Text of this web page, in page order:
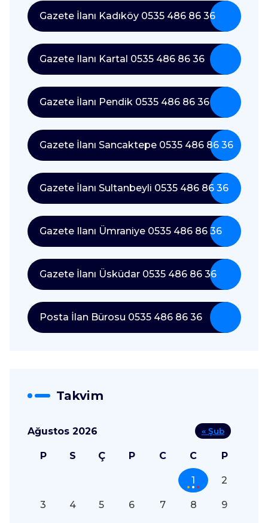
Gazete İlanı Kadıköy 0535 486 86 36
Gazete Ilanı Kartal 0535 486 86 36
Gazete İlanı Pendik 0535 486 86 36
Gazete İlanı Sancaktepe 0535 486 86 36
Gazete İlanı Sultanbeyli 0535 486 86 36
Gazete Ilanı Ümraniye 0535 486 86 36
Gazete İlanı Üsküdar 0535 486 86 36
Posta İlan Bürosu 0535 486 86 36
Takvim
Ağustos 2026
P S Ç P C C P
1 2
3 4 5 6 7 8 9
« Şub